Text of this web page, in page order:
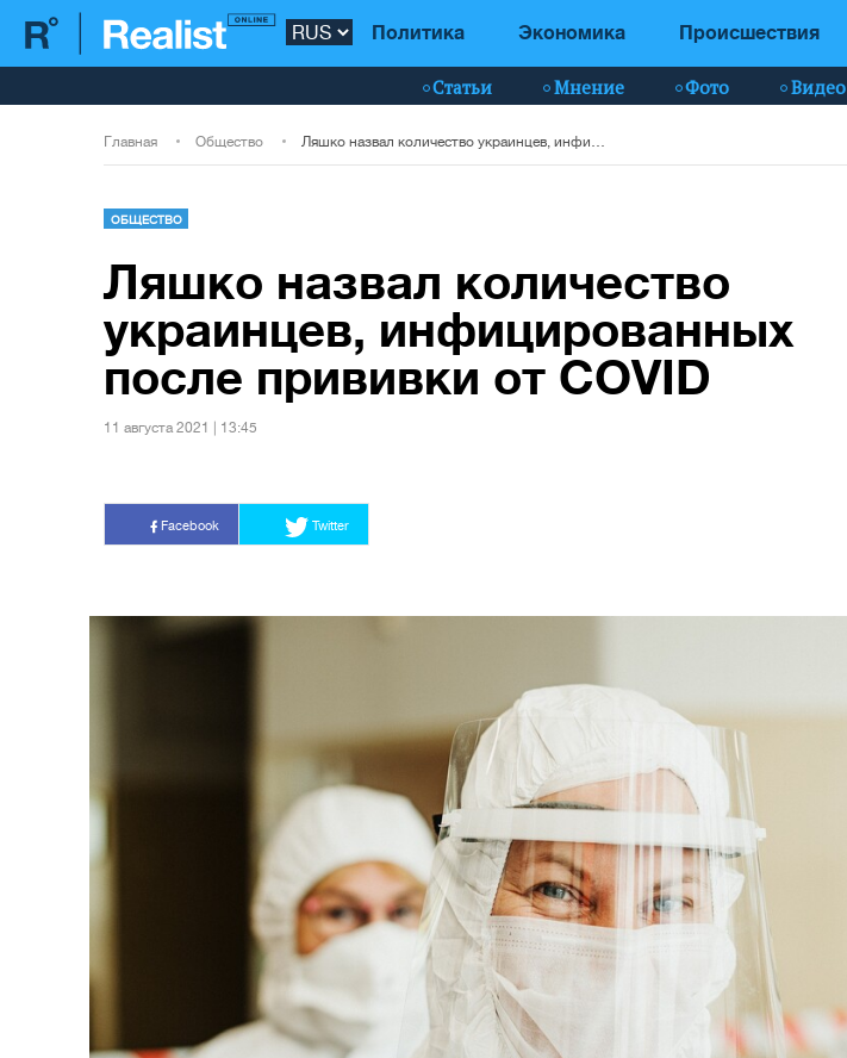
Политика Экономика Происшествия
Статьи Мнение Фото Видео
Главная Общество
ОБЩЕСТВО
Ляшко назвал количество
украинцев, инфицированных
после прививки от COVID
11 августа 2021 | 13:45
Facebook Twitter